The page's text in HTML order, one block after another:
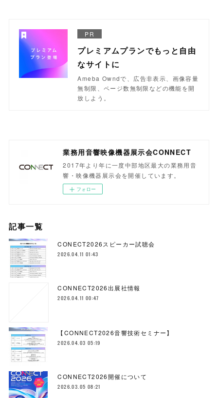
PR
プレミアムプランでもっと自由
なサイトに
Ameba Owndで、広告非表示、画像容量
無制限、ページ数無制限などの機能を開
放しよう。
業務用音響映像機器展示会CONNECT
2017年より年に一度中部地区最大の業務用音
響・映像機器展示会を開催しています。
フォロー
記事一覧
CONECT2026スピーカー試聴会
2026.04.11 01:43
CONNECT2026出展社情報
2026.04.11 00:47
【CONNECT2026音響技術セミナー】
2026.04.03 05:19
CONNECT2026開催について
2026.03.05 08:21